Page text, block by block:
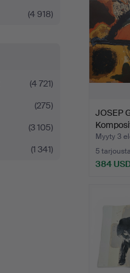
(4 918)
(4 721)
(275)
(3 105)
(1 341)
JOSEP
Myyty 3
5 tarjousta
384